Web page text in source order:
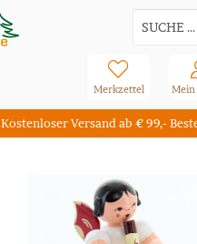
Kostenloser Versand ab € 99,-
Merkzettel